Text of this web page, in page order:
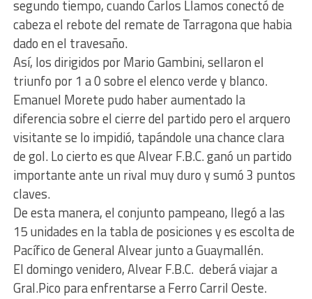
segundo tiempo, cuando Carlos Llamos conectó de
cabeza el rebote del remate de Tarragona que habia
dado en el travesaño.
Así, los dirigidos por Mario Gambini, sellaron el
triunfo por 1 a 0 sobre el elenco verde y blanco.
Emanuel Morete pudo haber aumentado la
diferencia sobre el cierre del partido pero el arquero
visitante se lo impidió, tapándole una chance clara
de gol. Lo cierto es que Alvear F.B.C. ganó un partido
importante ante un rival muy duro y sumó 3 puntos
claves.
De esta manera, el conjunto pampeano, llegó a las
15 unidades en la tabla de posiciones y es escolta de
Pacífico de General Alvear junto a Guaymallén.
El domingo venidero, Alvear F.B.C. deberá viajar a
Gral.Pico para enfrentarse a Ferro Carril Oeste.